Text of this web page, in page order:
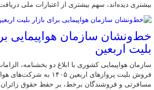
بیشتری دیده‌اند، سهم بیشتری از اعتبارات ملی
خط‌ونشان سازمان هواپیمایی
بلیت اربعین
سازمان هواپیمایی کشوری با ابلاغ دو بخشنامه،
فروش بلیت پروازهای اربعین
مسافرتی و فروشندگان برخط، بر حفظ حقوق